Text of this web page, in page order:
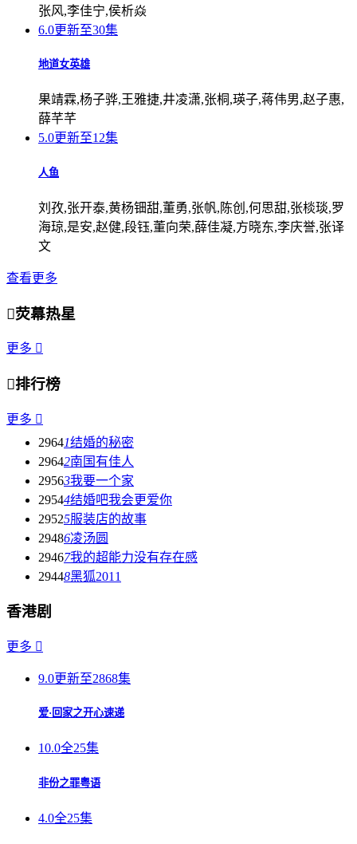
张风,李佳宁,侯析焱
6.0更新至30集
地道女英雄
果靖霖,杨子骅,王雅捷,井凌潇,张桐,瑛子,蒋伟男,赵子惠,
薛芊芊
5.0更新至12集
人鱼
刘孜,张开泰,黄杨钿甜,董勇,张帆,陈创,何思甜,张棪琰,罗
海琼,是安,赵健,段钰,董向荣,薛佳凝,方晓东,李庆誉,张译
文
查看更多
荧幕热星
更多 
排行榜
更多 
29641结婚的秘密
29642南国有佳人
29563我要一个家
29544结婚吧我会更爱你
29525服装店的故事
29486凌汤圆
29467我的超能力没有存在感
29448黑狐2011
香港剧
更多 
9.0更新至2868集
爱·回家之开心速递
10.0全25集
非份之罪粤语
4.0全25集